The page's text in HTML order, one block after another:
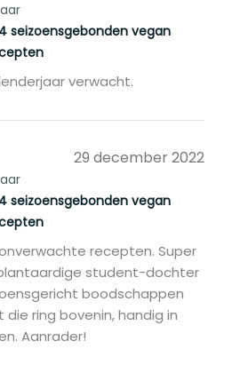
seizoensgebonden vegan
verwacht.
29 december 2022
seizoensgebonden vegan
recepten. Super
student-dochter
boodschappen
ring bovenin, handig in
Aanrader!